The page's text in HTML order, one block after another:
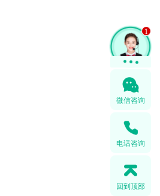
1
微信咨询
电话咨询
回到顶部